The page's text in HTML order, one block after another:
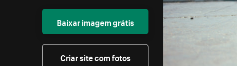
Baixar imagem grátis
Criar site com fotos